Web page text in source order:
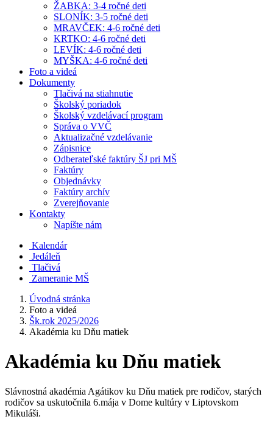
ŽABKA: 3-4 ročné deti
SLONÍK: 3-5 ročné deti
MRAVČEK: 4-6 ročné deti
KRTKO: 4-6 ročné deti
LEVÍK: 4-6 ročné deti
MYŠKA: 4-6 ročné deti
Foto a videá
Dokumenty
Tlačivá na stiahnutie
Školský poriadok
Školský vzdelávací program
Správa o VVČ
Aktualizačné vzdelávanie
Zápisnice
Odberateľské faktúry ŠJ pri MŠ
Faktúry
Objednávky
Faktúry archív
Zverejňovanie
Kontakty
Napíšte nám
Kalendár
Jedáleň
Tlačivá
Zameranie MŠ
Úvodná stránka
Foto a videá
Šk.rok 2025/2026
Akadémia ku Dňu matiek
Akadémia ku Dňu matiek
Slávnostná akadémia Agátikov ku Dňu matiek pre rodičov, starých
rodičov sa uskutočnila 6.mája v Dome kultúry v Liptovskom
Mikuláši.